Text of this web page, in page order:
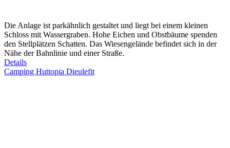
Die Anlage ist parkähnlich gestaltet und liegt bei einem kleinen
Schloss mit Wassergraben. Hohe Eichen und Obstbäume spenden
den Stellplätzen Schatten. Das Wiesengelände befindet sich in der
Nähe der Bahnlinie und einer Straße.
Details
Camping Huttopia Dieulefit